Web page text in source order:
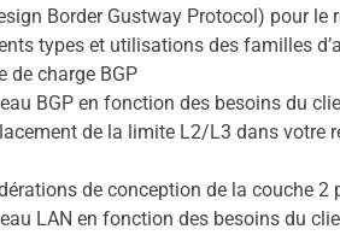
Border Gustway Protocol) pour le
types et utilisations des familles
de charge BGP
BGP en fonction des besoins du
de la limite L2/L3 dans votre
de conception de la couche 2
LAN en fonction des besoins du